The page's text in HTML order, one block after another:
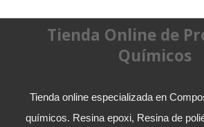
Tienda Online de
Químicos
Tienda online especializada en
químicos. Resina epoxi, Resina de